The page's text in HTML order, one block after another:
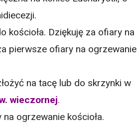
kościoła. Dziękuję za ofiary na
pierwsze ofiary na ogrzewanie
na tacę lub do skrzynki w
wieczornej.
ogrzewanie kościoła.